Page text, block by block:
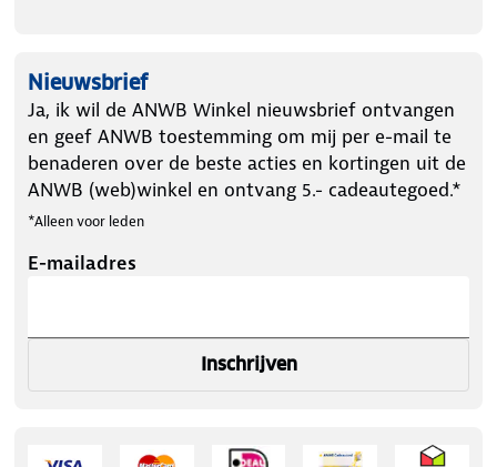
Nieuwsbrief
Ja, ik wil de ANWB Winkel nieuwsbrief ontvangen
en geef ANWB toestemming om mij per e-mail te
benaderen over de beste acties en kortingen uit de
ANWB (web)winkel en ontvang 5.- cadeautegoed.*
*Alleen voor leden
E-mailadres
Inschrijven